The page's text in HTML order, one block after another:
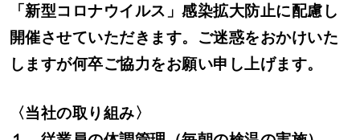
「新型コロナウイルス」感染拡大防止に配慮し
開催させていただきます。ご迷惑をおかけいた
しますが何卒ご協力をお願い申し上げます。
〈当社の取り組み〉